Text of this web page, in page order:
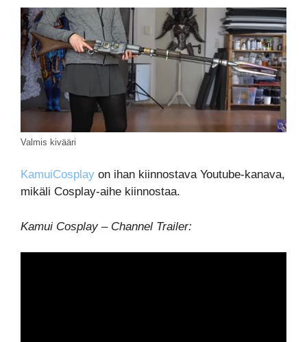
Valmis kivääri
KamuiCosplay on ihan kiinnostava Youtube-kanava,
mikäli Cosplay-aihe kiinnostaa.
Kamui Cosplay – Channel Trailer: